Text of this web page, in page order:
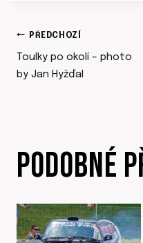
NAVIGACE
PRO
PŘEDCHOZÍ
Toulky po okolí – photo
by Jan Hyžďal
PODOBNÉ